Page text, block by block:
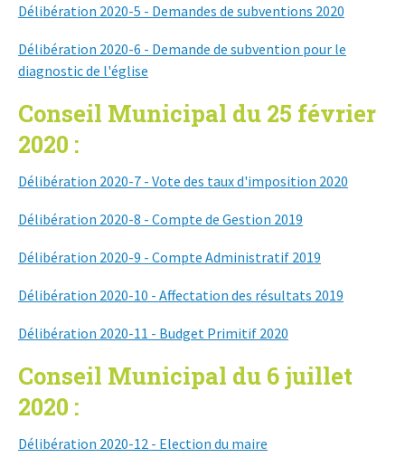
Délibération 2020-5 - Demandes de subventions 2020
Délibération 2020-6 - Demande de subvention pour le
diagnostic de l'église
Conseil Municipal du 25 février
2020 :
Délibération 2020-7 - Vote des taux d'imposition 2020
Délibération 2020-8 - Compte de Gestion 2019
Délibération 2020-9 - Compte Administratif 2019
Délibération 2020-10 - Affectation des résultats 2019
Délibération 2020-11 - Budget Primitif 2020
Conseil Municipal du 6 juillet
2020 :
Délibération 2020-12 - Election du maire